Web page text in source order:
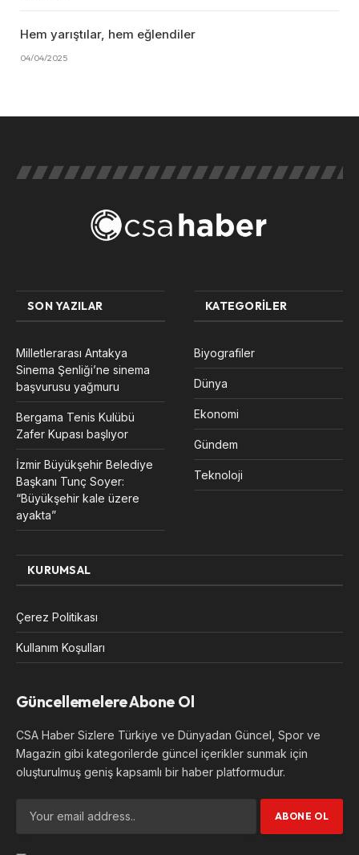
Hem yarıştılar, hem eğlendiler
04/04/2025
SON YAZILAR
Milletlerarası Antakya
Sinema Şenliği’ne sinema
başvurusu yağmuru
Bergama Tenis Kulübü
Zafer Kupası başlıyor
İzmir Büyükşehir Belediye
Başkanı Tunç Soyer:
“Büyükşehir kale üzere
ayakta”
KATEGORILER
Biyografiler
Dünya
Ekonomi
Gündem
Teknoloji
KURUMSAL
Çerez Politikası
Kullanım Koşulları
Güncellemelere Abone Ol
CSA Haber Sizlere Türkiye ve Dünyadan Güncel, Spor ve
Magazin gibi kategorilerde güncel içerikler sunmak için
oluşturulmuş geniş kapsamlı bir haber platformudur.